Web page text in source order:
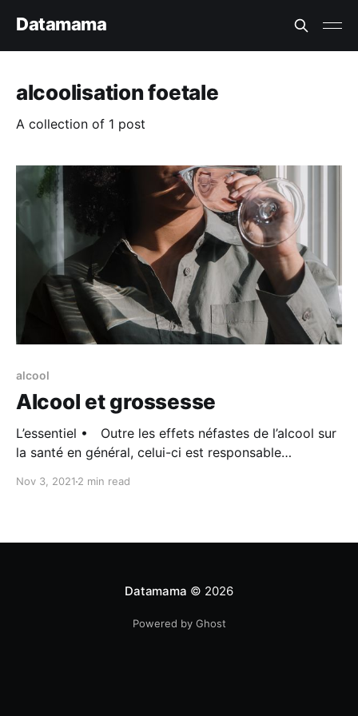
Datamama
alcoolisation foetale
A collection of 1 post
alcool
Alcool et grossesse
L’essentiel • Outre les effets néfastes de l’alcool sur
la santé en général, celui-ci est responsable
fœtus, et peut parfois être associé à des
Nov 3, 2021 2 min read
Datamama © 2026
Powered by Ghost